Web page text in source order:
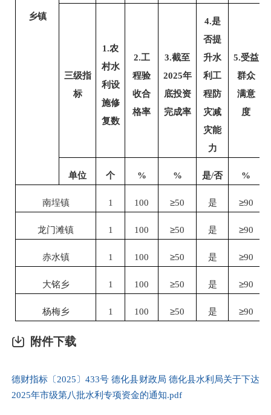
乡镇
三级指
标
1.农
村水
利设
施修
复数
2.工
程验
收合
格率
3.截至
2025年
底投资
完成率
4.是
否提
升水
利工
程防
灾减
灾能
力
5.受益
群众
满意
度
单位 个 % % 是/否 %
南埕镇 1 100 ≥50 是 ≥90
龙门滩镇 1 100 ≥50 是 ≥90
赤水镇 1 100 ≥50 是 ≥90
大铭乡 1 100 ≥50 是 ≥90
杨梅乡 1 100 ≥50 是 ≥90
附件下载
德财指标〔2025〕433号 德化县财政局 德化县水利局关于下达
2025年市级第八批水利专项资金的通知.pdf